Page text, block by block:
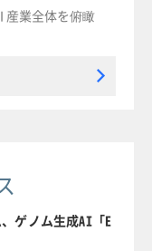
業全体を俯瞰
ゲノム生成AI「E